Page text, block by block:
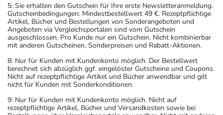
5: Sie erhalten den Gutschein für Ihre erste Newsletteranmeldung.
Gutscheinbedingungen: Mindestbestellwert 49 €. Rezeptpflichtige
Artikel, Bücher und Bestellungen von Sonderangeboten und
Angeboten via Vergleichsportalen sind vom Gutschein
ausgeschlossen. Pro Kunde nur ein Gutschein. Nicht kombinierbar
mit anderen Gutscheinen, Sonderpreisen und Rabatt-Aktionen.
8: Nur für Kunden mit Kundenkonto möglich. Der Bestellwert
berechnet sich abzüglich ggf. eingelöster Gutscheine und Coupons.
Nicht auf rezeptpflichtige Artikel und Bücher anwendbar und gilt
nicht für Kunden mit Sonderkonditionen.
9: Nur für Kunden mit Kundenkonto möglich. Nicht auf
rezeptpflichtige Artikel, Bücher und Versandkosten sowie bei